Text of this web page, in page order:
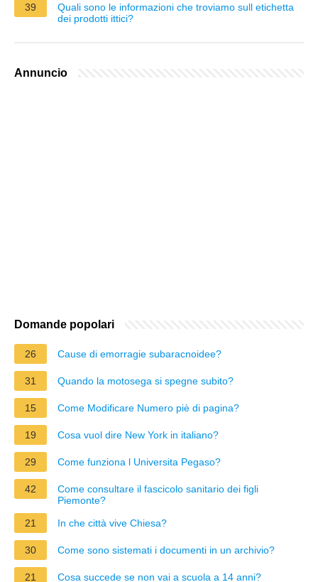
39
Quali sono le informazioni che troviamo sull etichetta
dei prodotti ittici?
Annuncio
Domande popolari
26 Cause di emorragie subaracnoidee?
31 Quando la motosega si spegne subito?
15 Come Modificare Numero piè di pagina?
19 Cosa vuol dire New York in italiano?
29 Come funziona l Universita Pegaso?
42
Come consultare il fascicolo sanitario dei figli
Piemonte?
21
In che città vive Chiesa?
30 Come sono sistemati i documenti in un archivio?
21 Cosa succede se non vai a scuola a 14 anni?